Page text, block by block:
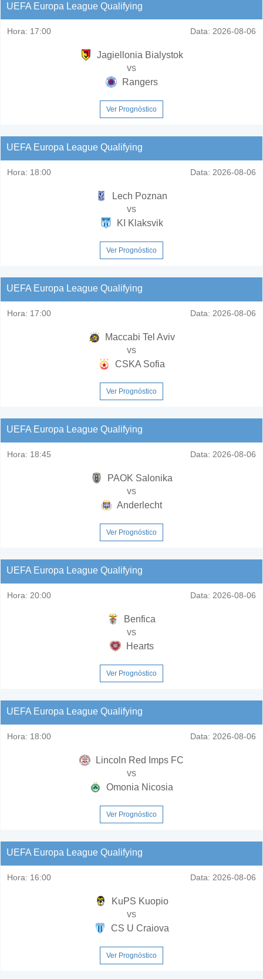
UEFA Europa League Qualifying
Hora: 17:00 Data: 2026-08-06
Jagiellonia Bialystok
vs
Rangers
Ver Prognóstico
UEFA Europa League Qualifying
Hora: 18:00 Data: 2026-08-06
Lech Poznan
vs
KI Klaksvik
Ver Prognóstico
UEFA Europa League Qualifying
Hora: 17:00 Data: 2026-08-06
Maccabi Tel Aviv
vs
CSKA Sofia
Ver Prognóstico
UEFA Europa League Qualifying
Hora: 18:45 Data: 2026-08-06
PAOK Salonika
vs
Anderlecht
Ver Prognóstico
UEFA Europa League Qualifying
Hora: 20:00 Data: 2026-08-06
Benfica
vs
Hearts
Ver Prognóstico
UEFA Europa League Qualifying
Hora: 18:00 Data: 2026-08-06
Lincoln Red Imps FC
vs
Omonia Nicosia
Ver Prognóstico
UEFA Europa League Qualifying
Hora: 16:00 Data: 2026-08-06
KuPS Kuopio
vs
CS U Craiova
Ver Prognóstico